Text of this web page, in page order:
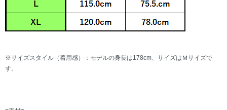
※サイズスタイル（着用感）：モデルの身長は178cm、サイズはＭサイズで
す。